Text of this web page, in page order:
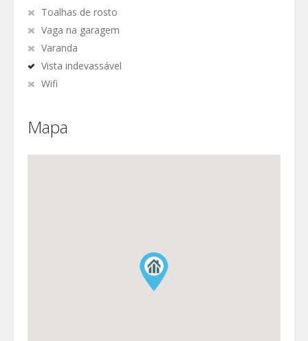
Toalhas de rosto
Vaga na garagem
Varanda
Vista indevassável
Wifi
Mapa